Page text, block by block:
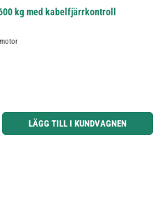
kg med kabelfjärrkontroll
knapparna för att öka eller minska kvantiteten.
LÄGG TILL I KUNDVAGNEN